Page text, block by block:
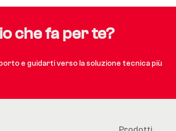
che fa per te?
e guidarti verso la soluzione tecnica più